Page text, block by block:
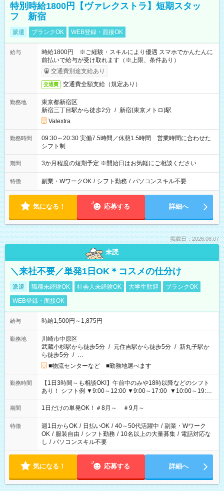
特別時給1800円【ヴァレクストラ】短期スタッ
フ 新宿
派遣 ブランクOK WEB登録・面接OK
給与
時給1800円 ※ご経験・スキルにより優遇 スマホでかんたんに
前払いで給与が受け取れます（※上限、条件あり）
交通費別途支給あり
交通費 交通費全額支給（規定あり）
勤務地
東京都新宿区
新宿三丁目駅から徒歩2分 / 新宿(東京メトロ)駅
Valextra
勤務時間
09:30～20:30 実働7.5時間／休憩1.5時間 営業時間に合わせた
シフト制
期間 3か月程度の短期予定 ※開始日はお気軽にご相談ください
特徴 副業・WワークOK / シフト勤務 / パソコンスキル不要
気になる！ 応募する 詳細へ
掲載日：2026.08.07
未読
＼来社不要／単発1日OK＊コスメの仕分け
派遣 職種未経験OK 社会人未経験OK 大学生歓迎
ブランクOK
WEB登録・面接OK
給与 時給1,500円～1,875円
勤務地
川崎市中原区
武蔵小杉駅から徒歩5分 / 元住吉駅から徒歩5分 / 新丸子駅か
ら徒歩5分 / …
■物流センターなど ■勤務地選べます
勤務時間
【1日3時間～も相談OK!】午前中のみや18時以降などのシフト
あり！ シフト例 ▼9:00～12:00 ▼9:00～17:00 ▼10:00～19:00
▼18:00～21:00
期間 1日だけの単発OK！＃8月～ ＃9月～
特徴 週1日からOK / 日払いOK / 40～50代活躍中 / 副業・Wワーク
OK / 服装自由 / シフト勤務 / 10名以上の大量募集 / 電話対応な
し / パソコンスキル不要
気になる！ 応募する 詳細へ